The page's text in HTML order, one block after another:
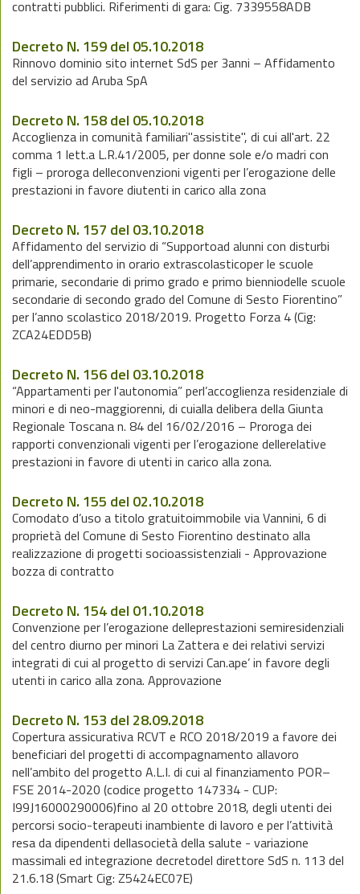
contratti pubblici. Riferimenti di gara: Cig. 7339558ADB
Decreto N. 159 del 05.10.2018
Rinnovo dominio sito internet SdS per 3anni – Affidamento
del servizio ad Aruba SpA
Decreto N. 158 del 05.10.2018
Accoglienza in comunità familiari"assistite", di cui all'art. 22
comma 1 lett.a L.R.41/2005, per donne sole e/o madri con
figli – proroga delleconvenzioni vigenti per l’erogazione delle
prestazioni in favore diutenti in carico alla zona
Decreto N. 157 del 03.10.2018
Affidamento del servizio di “Supportoad alunni con disturbi
dell’apprendimento in orario extrascolasticoper le scuole
primarie, secondarie di primo grado e primo bienniodelle scuole
secondarie di secondo grado del Comune di Sesto Fiorentino”
per l’anno scolastico 2018/2019. Progetto Forza 4 (Cig:
ZCA24EDD5B)
Decreto N. 156 del 03.10.2018
“Appartamenti per l'autonomia” perl’accoglienza residenziale di
minori e di neo-maggiorenni, di cuialla delibera della Giunta
Regionale Toscana n. 84 del 16/02/2016 – Proroga dei
rapporti convenzionali vigenti per l’erogazione dellerelative
prestazioni in favore di utenti in carico alla zona.
Decreto N. 155 del 02.10.2018
Comodato d’uso a titolo gratuitoimmobile via Vannini, 6 di
proprietà del Comune di Sesto Fiorentino destinato alla
realizzazione di progetti socioassistenziali - Approvazione
bozza di contratto
Decreto N. 154 del 01.10.2018
Convenzione per l’erogazione delleprestazioni semiresidenziali
del centro diurno per minori La Zattera e dei relativi servizi
integrati di cui al progetto di servizi Can.ape’ in favore degli
utenti in carico alla zona. Approvazione
Decreto N. 153 del 28.09.2018
Copertura assicurativa RCVT e RCO 2018/2019 a favore dei
beneficiari del progetti di accompagnamento allavoro
nell’ambito del progetto A.L.I. di cui al finanziamento POR–
FSE 2014-2020 (codice progetto 147334 - CUP:
I99J16000290006)fino al 20 ottobre 2018, degli utenti dei
percorsi socio-terapeuti inambiente di lavoro e per l’attività
resa da dipendenti dellasocietà della salute - variazione
massimali ed integrazione decretodel direttore SdS n. 113 del
21.6.18 (Smart Cig: Z5424EC07E)